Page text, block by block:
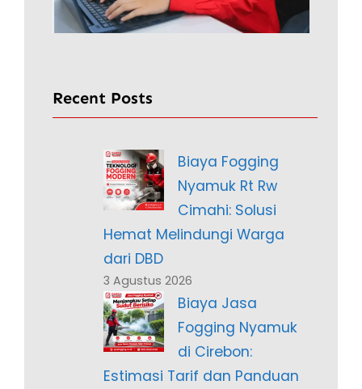
Recent Posts
Biaya Fogging
Nyamuk Rt Rw
Cimahi: Solusi
Hemat Melindungi Warga
dari DBD
3 Agustus 2026
Biaya Jasa
Fogging Nyamuk
di Cirebon:
Estimasi Tarif dan Panduan